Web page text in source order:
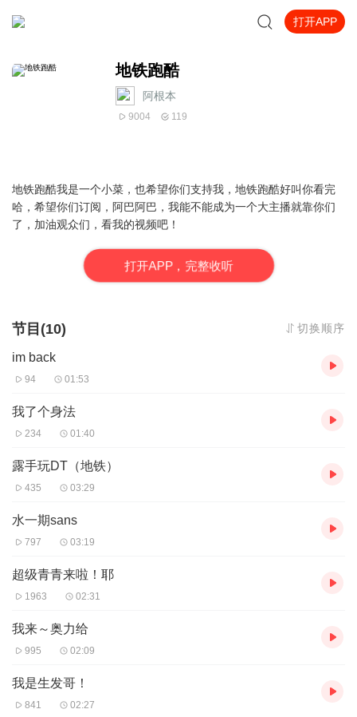
打开APP
地铁跑酷
阿根本_
9004 119
地铁跑酷我是一个小菜，也希望你们支持我，地铁跑酷好叫你看完
哈，希望你们订阅，阿巴阿巴，我能不能成为一个大主播就靠你们
了，加油观众们，看我的视频吧！
打开APP，完整收听
节目(10) 切换顺序
im back
94 01:53
我了个身法
234 01:40
露手玩DT（地铁）
435 03:29
水一期sans
797 03:19
超级青青来啦！耶
1963 02:31
我来～奥力给
995 02:09
我是生发哥！
841 02:27